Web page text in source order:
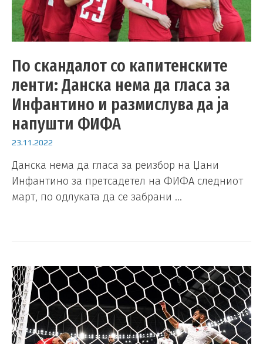
По скандалот со капитенските
ленти: Данска нема да гласа за
Инфантино и размислува да ја
напушти ФИФА
23.11.2022
Данска нема да гласа за реизбор на Џани
Инфантино за претсадетел на ФИФА следниот
март, по одлуката да се забрани …